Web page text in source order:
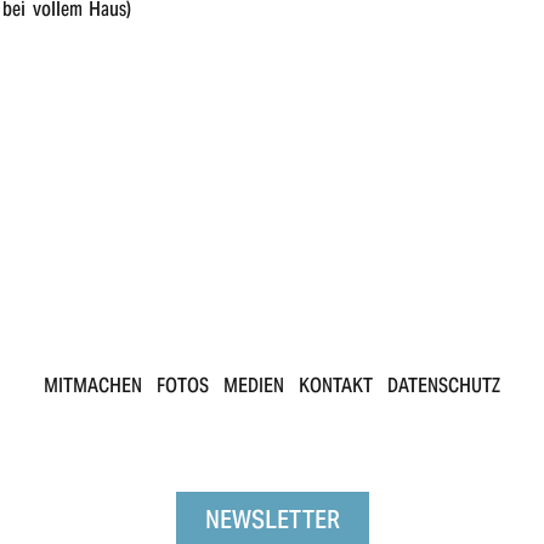
vollem Haus)
MITMACHEN FOTOS MEDIEN KONTAKT DATENSCHUTZ
NEWSLETTER